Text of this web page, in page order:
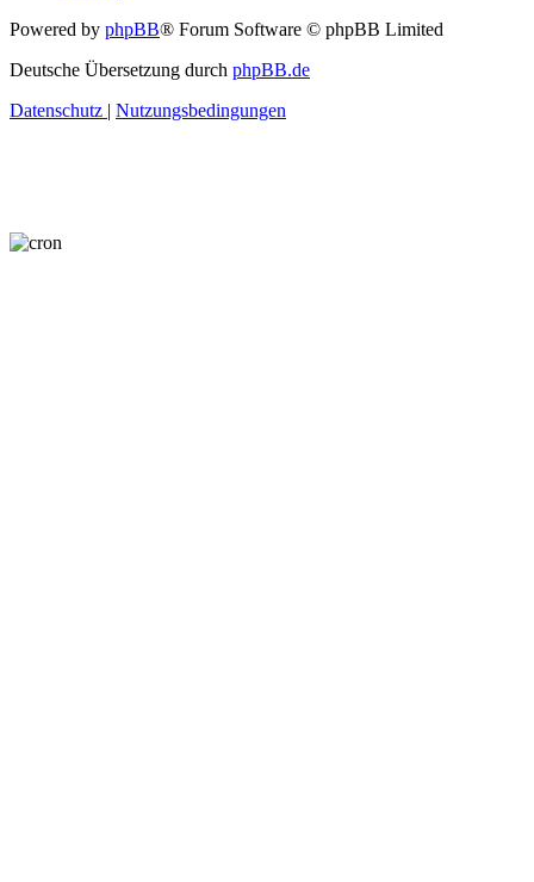
Powered by phpBB® Forum Software © phpBB Limited
Deutsche Übersetzung durch phpBB.de
Datenschutz | Nutzungsbedingungen